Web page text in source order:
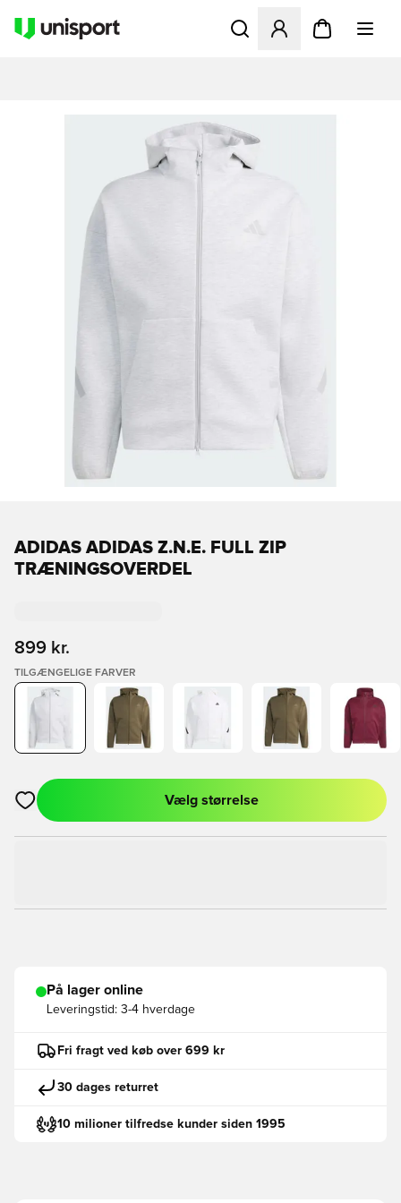
Åbner en Modal til at
ADIDAS ADIDAS Z.N.E. FULL ZIP
TRÆNINGSOVERDEL
899 kr.
TILGÆNGELIGE FARVER
Åbner en Modal til at logge ind eller tilmelde dig som medlem
Vælg størrelse
På lager online
Leveringstid: 3-4 hverdage
Fri fragt ved køb over 699 kr
30 dages returret
10 milioner tilfredse kunder siden 1995